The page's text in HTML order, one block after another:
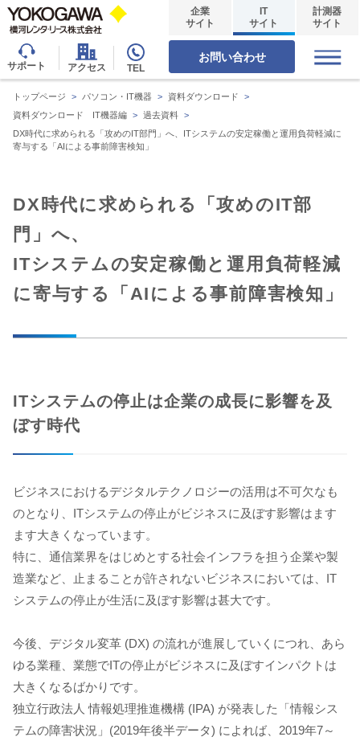
サポート アクセス TEL
企業
サイト
IT
サイト
計測器
サイト
お問い合わせ
トップページ > パソコン・IT機器 > 資料ダウンロード
>
資料ダウンロード IT機器編 > 過去資料 >
DX時代に求められる「攻めのIT部門」へ、ITシステムの安定稼働と運用負荷軽減に
寄与する「AIによる事前障害検知」
DX時代に求められる「攻めのIT部
門」へ、
ITシステムの安定稼働と運用負荷軽減
に寄与する「AIによる事前障害検知」
ITシステムの停止は企業の成長に影響を及
ぼす時代
ビジネスにおけるデジタルテクノロジーの活用は不可欠なも
のとなり、ITシステムの停止がビジネスに及ぼす影響はます
ます大きくなっています。
特に、通信業界をはじめとする社会インフラを担う企業や製
造業など、止まることが許されないビジネスにおいては、IT
システムの停止が生活に及ぼす影響は甚大です。
今後、デジタル変革 (DX) の流れが進展していくにつれ、あら
ゆる業種、業態でITの停止がビジネスに及ぼすインパクトは
大きくなるばかりです。
独立行政法人 情報処理推進機構 (IPA) が発表した「情報シス
テムの障害状況」(2019年後半データ) によれば、2019年7～